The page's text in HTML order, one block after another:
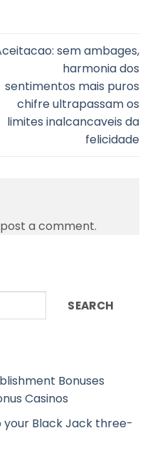
sem ambages,
harmonia dos
sentimentos mais puros
chifre ultrapassam os
limites inalcancaveis da
felicidade
a comment.
SEARCH
Bonuses
Casinos
your Black Jack three-